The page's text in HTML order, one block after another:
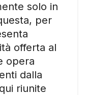
solo in
per
offerta al
opera
dalla
riunite